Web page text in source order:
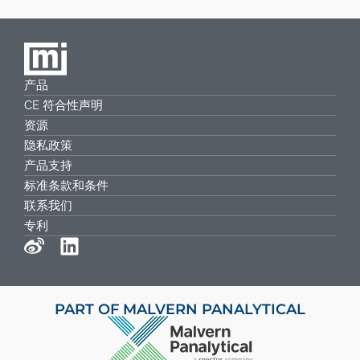
产品
CE 符合性声明
资源
隐私政策
产品支持
标准条款和条件
联系我们
专利
PART OF MALVERN PANALYTICAL